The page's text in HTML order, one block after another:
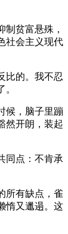
制贫富悬殊，
社会主义现代
比的。我不忍
候，脑子里蹦
然开朗，装起
同点：不肯承
所有缺点，雀
惰又邋遢。这